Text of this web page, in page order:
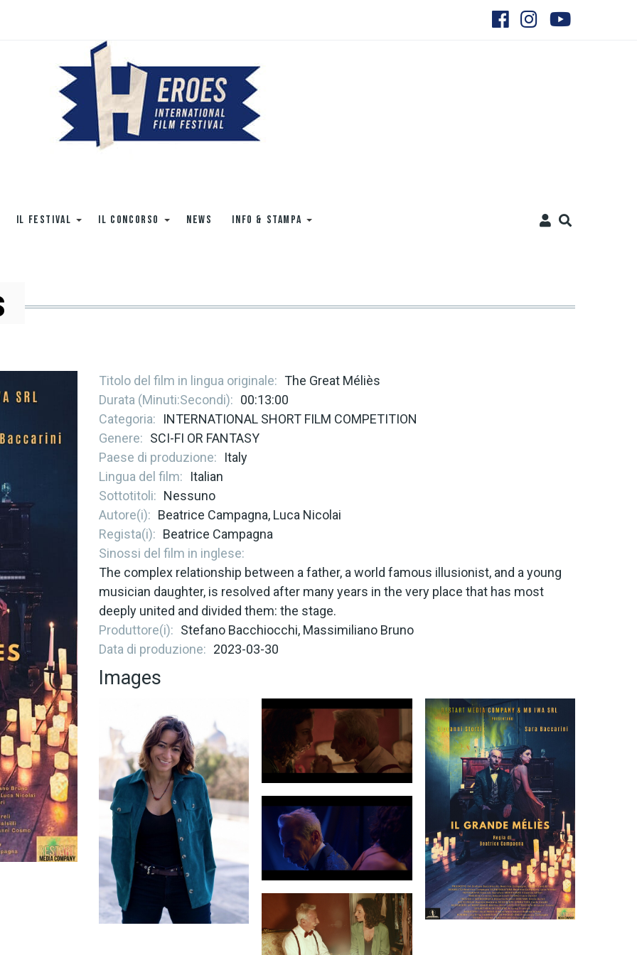
IL FESTIVAL IL CONCORSO NEWS INFO & STAMPA
Titolo del film in lingua originale
The Great Méliès
Durata (Minuti:Secondi)
00:13:00
Categoria
INTERNATIONAL SHORT FILM COMPETITION
Genere
SCI-FI OR FANTASY
Paese di produzione
Italy
Lingua del film
Italian
Sottotitoli
Nessuno
Autore(i)
Beatrice Campagna, Luca Nicolai
Regista(i)
Beatrice Campagna
Sinossi del film in inglese
The complex relationship between a father, a world famous illusionist, and a young
musician daughter, is resolved after many years in the very place that has most
deeply united and divided them: the stage.
Produttore(i)
Stefano Bacchiocchi, Massimiliano Bruno
Data di produzione
2023-03-30
Images